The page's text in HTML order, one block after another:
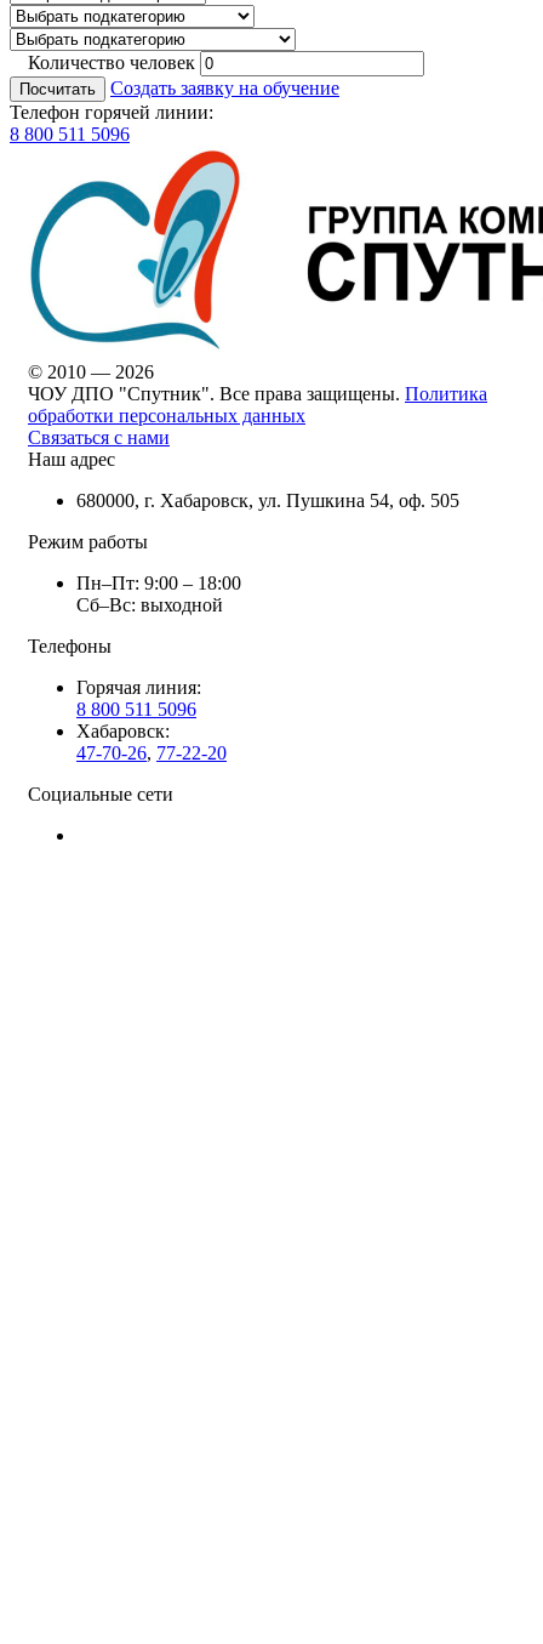
Количество человек
Посчитать
Создать заявку на обучение
Телефон горячей линии:
8 800 511 5096
© 2010 — 2026
ЧОУ ДПО "Спутник". Все права защищены. Политика
обработки персональных данных
Связаться с нами
Наш адрес
680000, г. Хабаровск, ул. Пушкина 54, оф. 505
Режим работы
Пн–Пт: 9:00 – 18:00
Сб–Вс: выходной
Телефоны
Горячая линия:
8 800 511 5096
Хабаровск:
47-70-26, 77-22-20
Социальные сети